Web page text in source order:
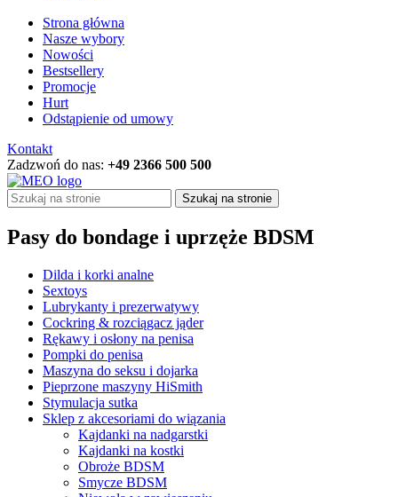
Strona główna
Nasze wybory
Nowości
Bestsellery
Promocje
Hurt
Odstąpienie od umowy
Kontakt
Zadzwoń do nas: +49 2366 500 500
Szukaj na stronie
Pasy do bondage i uprzęże BDSM
Dilda i korki analne
Sextoys
Lubrykanty i prezerwatywy
Cockring & rozciągacz jąder
Rękawy i osłony na penisa
Pompki do penisa
Maszyna do seksu i dojarka
Pieprzone maszyny HiSmith
Stymulacja sutka
Sklep z akcesoriami do wiązania
Kajdanki na nadgarstki
Kajdanki na kostki
Obroże BDSM
Smycze BDSM